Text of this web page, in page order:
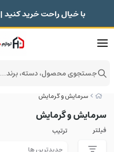
سرمایش و گرمایش
سرمایش و گرمایش
فیلتر ترتیب
جستجوی محصول، دسته، برند...